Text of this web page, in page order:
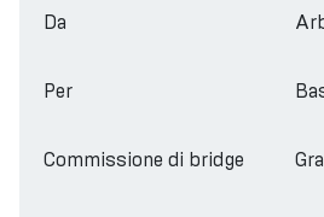
Da
Per
Commissione di bridge